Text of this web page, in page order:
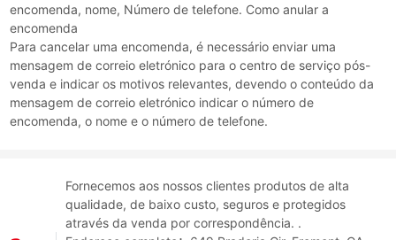
encomenda, nome, Número de telefone. Como anular a
encomenda
Para cancelar uma encomenda, é necessário enviar uma
mensagem de correio eletrónico para o centro de serviço pós-
venda e indicar os motivos relevantes, devendo o conteúdo da
mensagem de correio eletrónico indicar o número de
encomenda, o nome e o número de telefone.
Fornecemos aos nossos clientes produtos de alta
qualidade, de baixo custo, seguros e protegidos
através da venda por correspondência. .